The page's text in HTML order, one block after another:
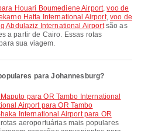
Houari Boumediene Airport,voo de
Hatta International Airport, voo de
Abdulaziz International Airportsão as
a partir de Cairo. Essas rotas
sua viagem.
para Johannesburg?
Airport para OR Tambo
International Airport para OR
aeroportuárias mais populares